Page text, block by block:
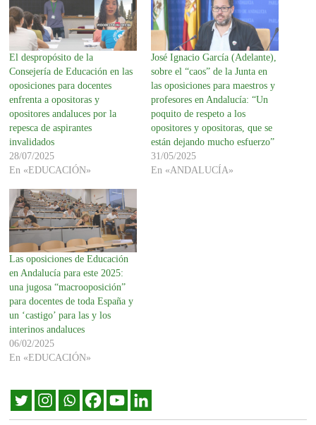
El despropósito de la
Consejería de Educación en las
oposiciones para docentes
enfrenta a opositoras y
opositores andaluces por la
repesca de aspirantes
invalidados
28/07/2025
En «EDUCACIÓN»
José Ignacio García (Adelante),
sobre el “caos” de la Junta en
las oposiciones para maestros y
profesores en Andalucía: “Un
poquito de respeto a los
opositores y opositoras, que se
están dejando mucho esfuerzo”
31/05/2025
En «ANDALUCÍA»
Las oposiciones de Educación
en Andalucía para este 2025:
una jugosa “macrooposición”
para docentes de toda España y
un ‘castigo’ para las y los
interinos andaluces
06/02/2025
En «EDUCACIÓN»